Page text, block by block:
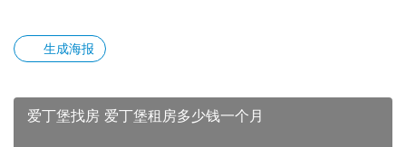
生成海报
爱丁堡找房 爱丁堡租房多少钱一个月